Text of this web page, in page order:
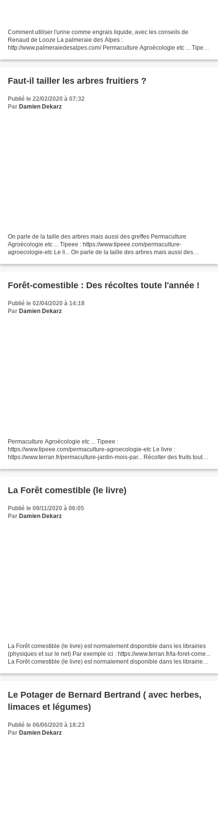
Comment utiliser l'urine comme engrais liquide, avec les conseils de
Renaud de Looze La palmeraie des Alpes :
http://www.palmeraiedesalpes.com/ Permaculture Agroécologie etc ... Tipeee
http://www.permacultureetc.com/...
Faut-il tailler les arbres fruitiers ?
Publié le 22/02/2020 à 07:32
Par Damien Dekarz
On parle de la taille des arbres mais aussi des greffes Permaculture
Agroécologie etc ... Tipeee : https://www.tipeee.com/permaculture-
agroecologie-etc Le li... On parle de la taille des arbres mais aussi des
Forêt-comestible : Des récoltes toute l'année !
Publié le 02/04/2020 à 14:18
Par Damien Dekarz
Permaculture Agroécologie etc ... Tipeee :
https://www.tipeee.com/permaculture-agroecologie-etc Le livre :
https://www.terran.fr/permaculture-jardin-mois-par... Récolter des fruits toute
La Forêt comestible (le livre)
Publié le 09/11/2020 à 06:05
Par Damien Dekarz
La Forêt comestible (le livre) est normalement disponible dans les librairies
(physiques et sur le net) Par exemple ici : https://www.terran.fr/la-foret-come...
La Forêt comestible (le livre) est normalement disponible dans les librairies
Le Potager de Bernard Bertrand ( avec herbes,
limaces et légumes)
Publié le 06/06/2020 à 18:23
Par Damien Dekarz